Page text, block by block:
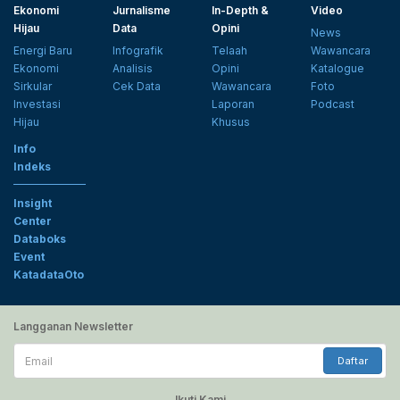
Ekonomi
Hijau
Energi Baru
Ekonomi
Sirkular
Investasi
Hijau
Jurnalisme
Data
Infografik
Analisis
Cek Data
In-Depth &
Opini
Telaah
Opini
Wawancara
Laporan
Khusus
Video
News
Wawancara
Katalogue
Foto
Podcast
Info
Indeks
Insight
Center
Databoks
Event
KatadataOto
Langganan Newsletter
Email
Daftar